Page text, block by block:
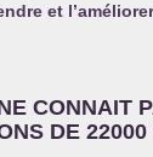
et
CONNAIT
DE 22000